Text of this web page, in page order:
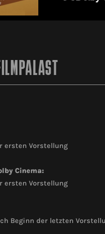
ersten Vorstellung
Cinema:
ersten Vorstellung
Beginn der letzten